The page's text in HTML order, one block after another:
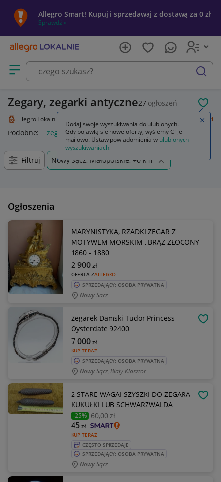
Allegro Smart! Kupuj i sprzedawaj z dostawą za 0 zł
Sprawdź »
Otwórz menu z kategoriami
szukaj
Zegary, zegarki antyczne27 ogłoszeń
Allegro Lokalnie Zegary, zegarki
Podobne: zegary i zegarki zegar
Filtruj Nowy Sącz, Małopolskie, +0 km
Ogłoszenia
MARYNISTYKA, RZADKI ZEGAR Z
MOTYWEM MORSKIM , BRĄZ ZŁOCONY
1860 - 1880
OFERTA ZALLEGRO
2 900zł
SPRZEDAJĄCY: OSOBA PRYWATNA
Nowy Sacz
Zegarek Damski Tudor Princess
Oysterdate 92400
KUP TERAZ
7 000zł
SPRZEDAJĄCY: OSOBA PRYWATNA
Nowy Sącz, Biały Klasztor
2 STARE WAGAI SZYSZKI DO ZEGARA
KUKUŁKI LUB SCHWARZWALDA
-25% 60,00 zł
KUP TERAZ
45zł
CZĘSTO SPRZEDAJE
SPRZEDAJĄCY: OSOBA PRYWATNA
Nowy Sącz
Dodaj swoje wyszukiwania do ulubionych.
Gdy pojawią się nowe oferty, wyślemy Ci je
mailowo. Ustaw powiadomienia w ulubionych
wyszukiwaniach.